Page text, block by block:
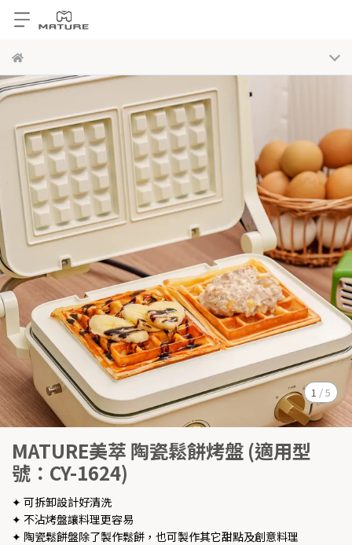
1 /5
MATURE美萃 陶瓷鬆餅烤盤 (適用型
號：CY-1624)
✦ 可拆卸設計好清洗
✦ 不沾烤盤讓料理更容易
✦ 陶瓷鬆餅盤除了製作鬆餅，也可製作其它甜點及創意料理